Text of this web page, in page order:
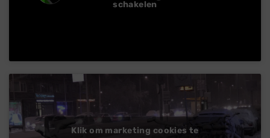
schakelen
Klik om marketing cookies te